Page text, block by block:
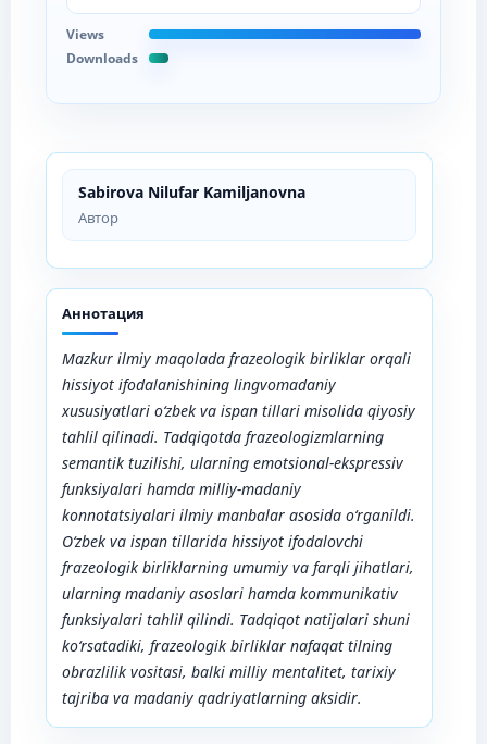
Sabirova Nilufar Kamiljanovna
Автор
Аннотация
Mazkur ilmiy maqolada frazeologik birliklar orqali
hissiyot ifodalanishining lingvomadaniy
xususiyatlari o‘zbek va ispan tillari misolida qiyosiy
tahlil qilinadi. Tadqiqotda frazeologizmlarning
semantik tuzilishi, ularning emotsional-ekspressiv
funksiyalari hamda milliy-madaniy
konnotatsiyalari ilmiy manbalar asosida o‘rganildi.
O‘zbek va ispan tillarida hissiyot ifodalovchi
frazeologik birliklarning umumiy va farqli jihatlari,
ularning madaniy asoslari hamda kommunikativ
funksiyalari tahlil qilindi. Tadqiqot natijalari shuni
ko‘rsatadiki, frazeologik birliklar nafaqat tilning
obrazlilik vositasi, balki milliy mentalitet, tarixiy
tajriba va madaniy qadriyatlarning aksidir.
Views
Downloads